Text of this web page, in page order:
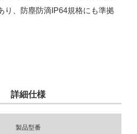
り、防塵防滴IP64規格にも準拠
詳細仕様
製品型番